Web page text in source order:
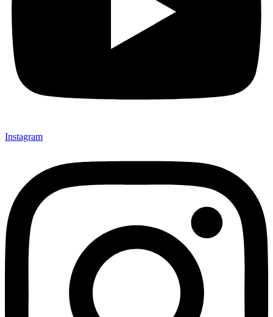
Instagram